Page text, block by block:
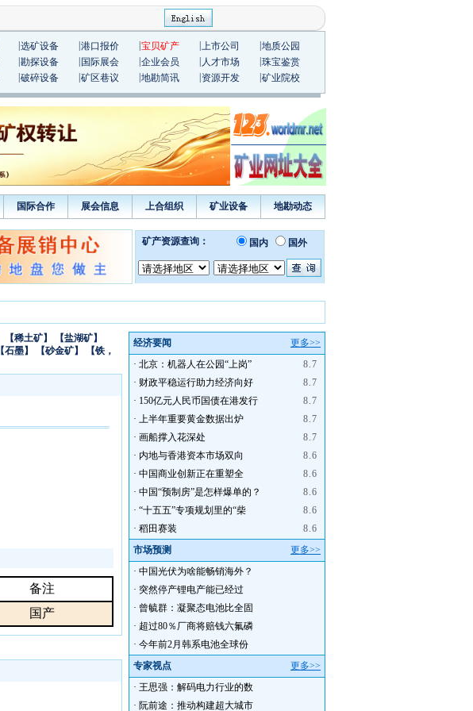
选矿设备 港口报价 宝贝矿产 上市公司
地质公园
勘探设备 国际展会 企业会员 人才市场
珠宝鉴赏
破碎设备 矿区巷议 地勘简讯 资源开发 矿业院校
国际合作 展会信息 上合组织 矿业设备 地勘动态
【稀土矿】
【盐湖矿】
【石墨】 【砂金矿】
【铁，
备注
国产
经济要闻
更多>>
· 北京：机器人在公园“上岗”
8.7
· 财政平稳运行助力经济向好
8.7
· 150亿元人民币国债在港发行
8.7
· 上半年重要黄金数据出炉
8.7
· 画船撑入花深处
8.7
· 内地与香港资本市场双向
8.6
· 中国商业创新正在重塑全
8.6
· 中国“预制房”是怎样爆单的？
8.6
· “十五五”专项规划里的“柴
8.6
· 稻田赛装
8.6
市场预测
更多>>
· 中国光伏为啥能畅销海外？
· 突然停产锂电产能已经过
· 曾毓群：凝聚态电池比全固
· 超过80％厂商将赔钱六氟磷
· 今年前2月韩系电池全球份
专家视点
更多>>
· 王思强：解码电力行业的数
· 阮前途：推动构建超大城市